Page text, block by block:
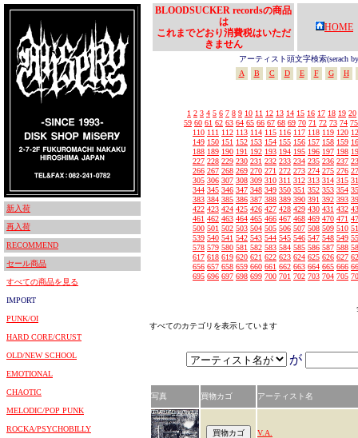
新入荷
再入荷
RECOMMEND
セール商品
すべての商品を見る
IMPORT
PUNK/OI
HARD CORE/CRUST
OLD/NEW SCHOOL
EMOTIONAL
CHAOTIC
MELODIC/POP PUNK
ROCKA/PSYCHOBILLY
BLOODSUCKER recordsの商品
は
これまでどおり消費税はいただ
きません
HOME
アーティスト頭文字検索(serach
A
B C D E F G H
1 2 3 4 5 6 7 8 9 10 11 12 13 14 15 16 17 18 19 20
59 60 61 62 63 64 65 66 67 68 69 70 71 72 73 74 75
110 111 112 113 114 115 116 117 118 119 120
149 150 151 152 153 154 155 156 157 158 159
188 189 190 191 192 193 194 195 196 197 198
227 228 229 230 231 232 233 234 235 236 237
266 267 268 269 270 271 272 273 274 275 276
305 306 307 308 309 310 311 312 313 314 315
344 345 346 347 348 349 350 351 352 353 354
383 384 385 386 387 388 389 390 391 392 393
422 423 424 425 426 427 428 429 430 431 432
461 462 463 464 465 466 467 468 469 470 471
500 501 502 503 504 505 506 507 508 509 510
539 540 541 542 543 544 545 546 547 548 549
578 579 580 581 582 583 584 585 586 587 588
617 618 619 620 621 622 623 624 625 626 627
656 657 658 659 660 661 662 663 664 665 666
695 696 697 698 699 700 701 702 703 704 705
すべてのカテゴリを表示しています
が
写真 買物カゴ アーティスト名
V.A.